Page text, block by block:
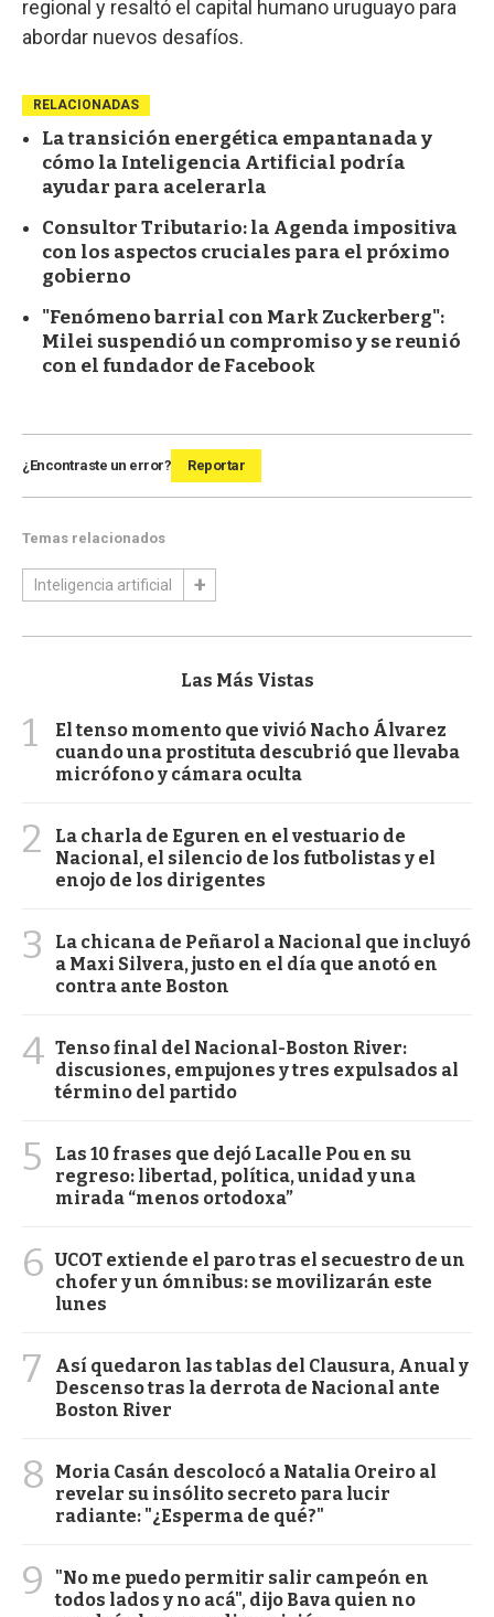
regional y resaltó el capital humano uruguayo para
abordar nuevos desafíos.
RELACIONADAS
La transición energética empantanada y
cómo la Inteligencia Artificial podría
ayudar para acelerarla
Consultor Tributario: la Agenda impositiva
con los aspectos cruciales para el próximo
gobierno
"Fenómeno barrial con Mark Zuckerberg":
Milei suspendió un compromiso y se reunió
con el fundador de Facebook
¿Encontraste un error? Reportar
Temas relacionados
Inteligencia artificial
Las Más Vistas
1
El tenso momento que vivió Nacho Álvarez
cuando una prostituta descubrió que llevaba
micrófono y cámara oculta
2
La charla de Eguren en el vestuario de
Nacional, el silencio de los futbolistas y el
enojo de los dirigentes
3
La chicana de Peñarol a Nacional que incluyó
a Maxi Silvera, justo en el día que anotó en
contra ante Boston
4 Tenso final del Nacional-Boston River:
discusiones, empujones y tres expulsados al
término del partido
5
Las 10 frases que dejó Lacalle Pou en su
regreso: libertad, política, unidad y una
mirada “menos ortodoxa”
6 UCOT extiende el paro tras el secuestro de un
chofer y un ómnibus: se movilizarán este
lunes
7
Así quedaron las tablas del Clausura, Anual y
Descenso tras la derrota de Nacional ante
Boston River
8
Moria Casán descolocó a Natalia Oreiro al
revelar su insólito secreto para lucir
radiante: "¿Esperma de qué?"
9
"No me puedo permitir salir campeón en
todos lados y no acá", dijo Bava quien no